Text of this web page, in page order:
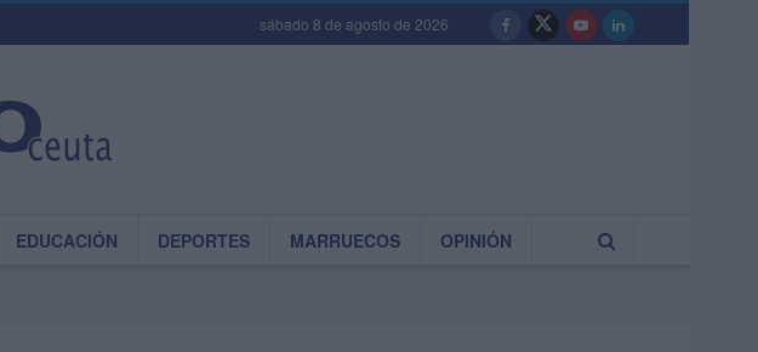
sábado 8 de agosto de 2026
EDUCACIÓN DEPORTES MARRUECOS OPINIÓN